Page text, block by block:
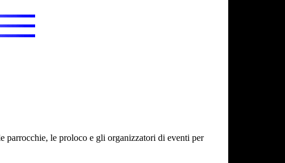
parrocchie, le proloco e gli organizzatori di eventi per